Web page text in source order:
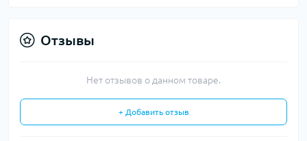
Отзывы
Нет отзывов о данном товаре.
+ Добавить отзыв